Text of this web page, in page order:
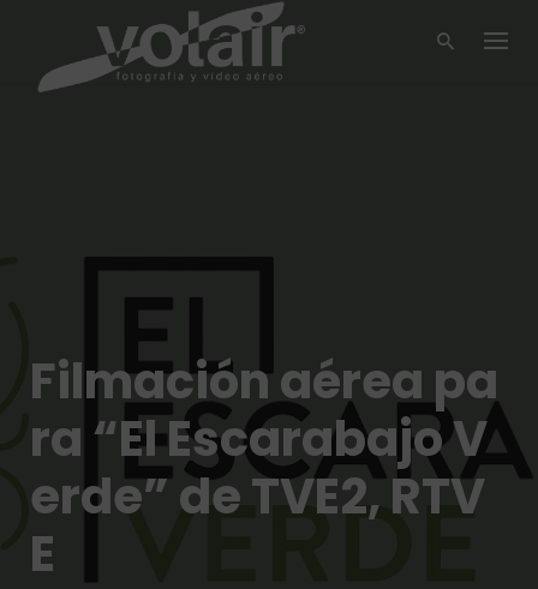
content
Filmación aérea pa
ra “El Escarabajo V
erde” de TVE2, RTV
E